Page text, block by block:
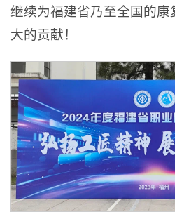
继续为福建省乃至全国的康
大的贡献！